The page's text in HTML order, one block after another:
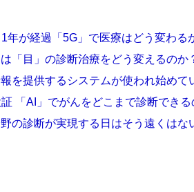
年が経過「5G」で医療はどう変わる
「目」の診断治療をどう変えるのか
を提供するシステムが使われ始めて
「AI」でがんをどこまで診断できる
の診断が実現する日はそう遠くはな